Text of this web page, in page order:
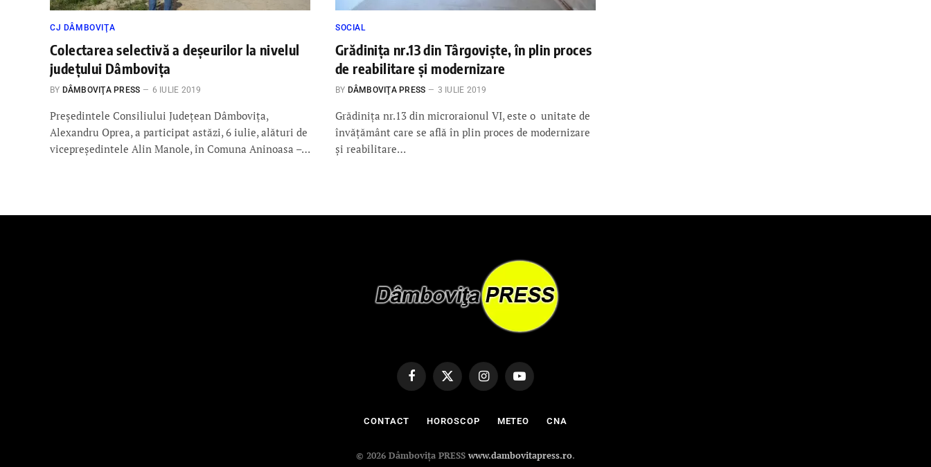
CJ DÂMBOVIŢA
Colectarea selectivă a deşeurilor la nivelul
judeţului Dâmboviţa
BY DÂMBOVIŢA PRESS 6 IULIE 2019
Președintele Consiliului Județean Dâmbovița,
Alexandru Oprea, a participat astăzi, 6 iulie, alături de
vicepreședintele Alin Manole, în Comuna Aninoasa –…
SOCIAL
Grădiniţa nr.13 din Târgovişte, în plin proces
de reabilitare şi modernizare
BY DÂMBOVIŢA PRESS 3 IULIE 2019
Grădiniţa nr.13 din microraionul VI, este o unitate de
învăţământ care se află în plin proces de modernizare
şi reabilitare…
FacebookX
(Twitter)
InstagramYouTube
CONTACT HOROSCOP METEO CNA
© 2026 Dâmbovița PRESSwww.dambovitapress.ro.